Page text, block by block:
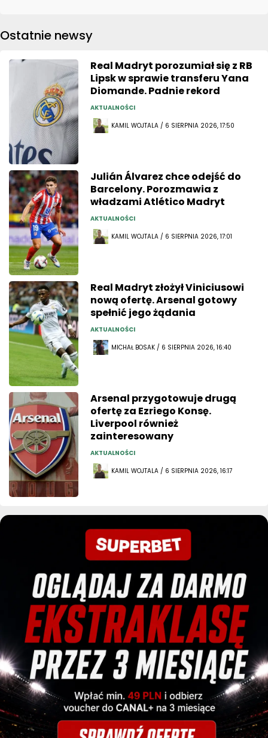
Ostatnie newsy
Real Madryt porozumiał się z RB
Lipsk w sprawie transferu Yana
Diomande. Padnie rekord
AKTUALNOŚCI
KAMIL WOJTALA / 6 SIERPNIA 2026, 17:50
Julián Álvarez chce odejść do
Barcelony. Porozmawia z
władzami Atlético Madryt
AKTUALNOŚCI
KAMIL WOJTALA / 6 SIERPNIA 2026, 17:01
Real Madryt złożył Viniciusowi
nową ofertę. Arsenal gotowy
spełnić jego żądania
AKTUALNOŚCI
MICHAŁ BOSAK / 6 SIERPNIA 2026, 16:40
Arsenal przygotowuje drugą
ofertę za Ezriego Konsę.
Liverpool również
zainteresowany
AKTUALNOŚCI
KAMIL WOJTALA / 6 SIERPNIA 2026, 16:17